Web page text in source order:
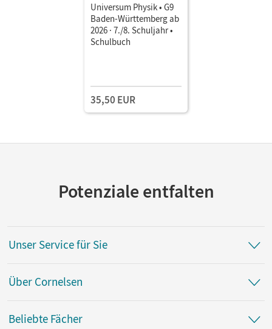
Universum Physik • G9
Baden-Württemberg ab
2026 · 7./8. Schuljahr •
Schulbuch
35,50 EUR
Potenziale entfalten
Unser Service für Sie
Über Cornelsen
Beliebte Fächer